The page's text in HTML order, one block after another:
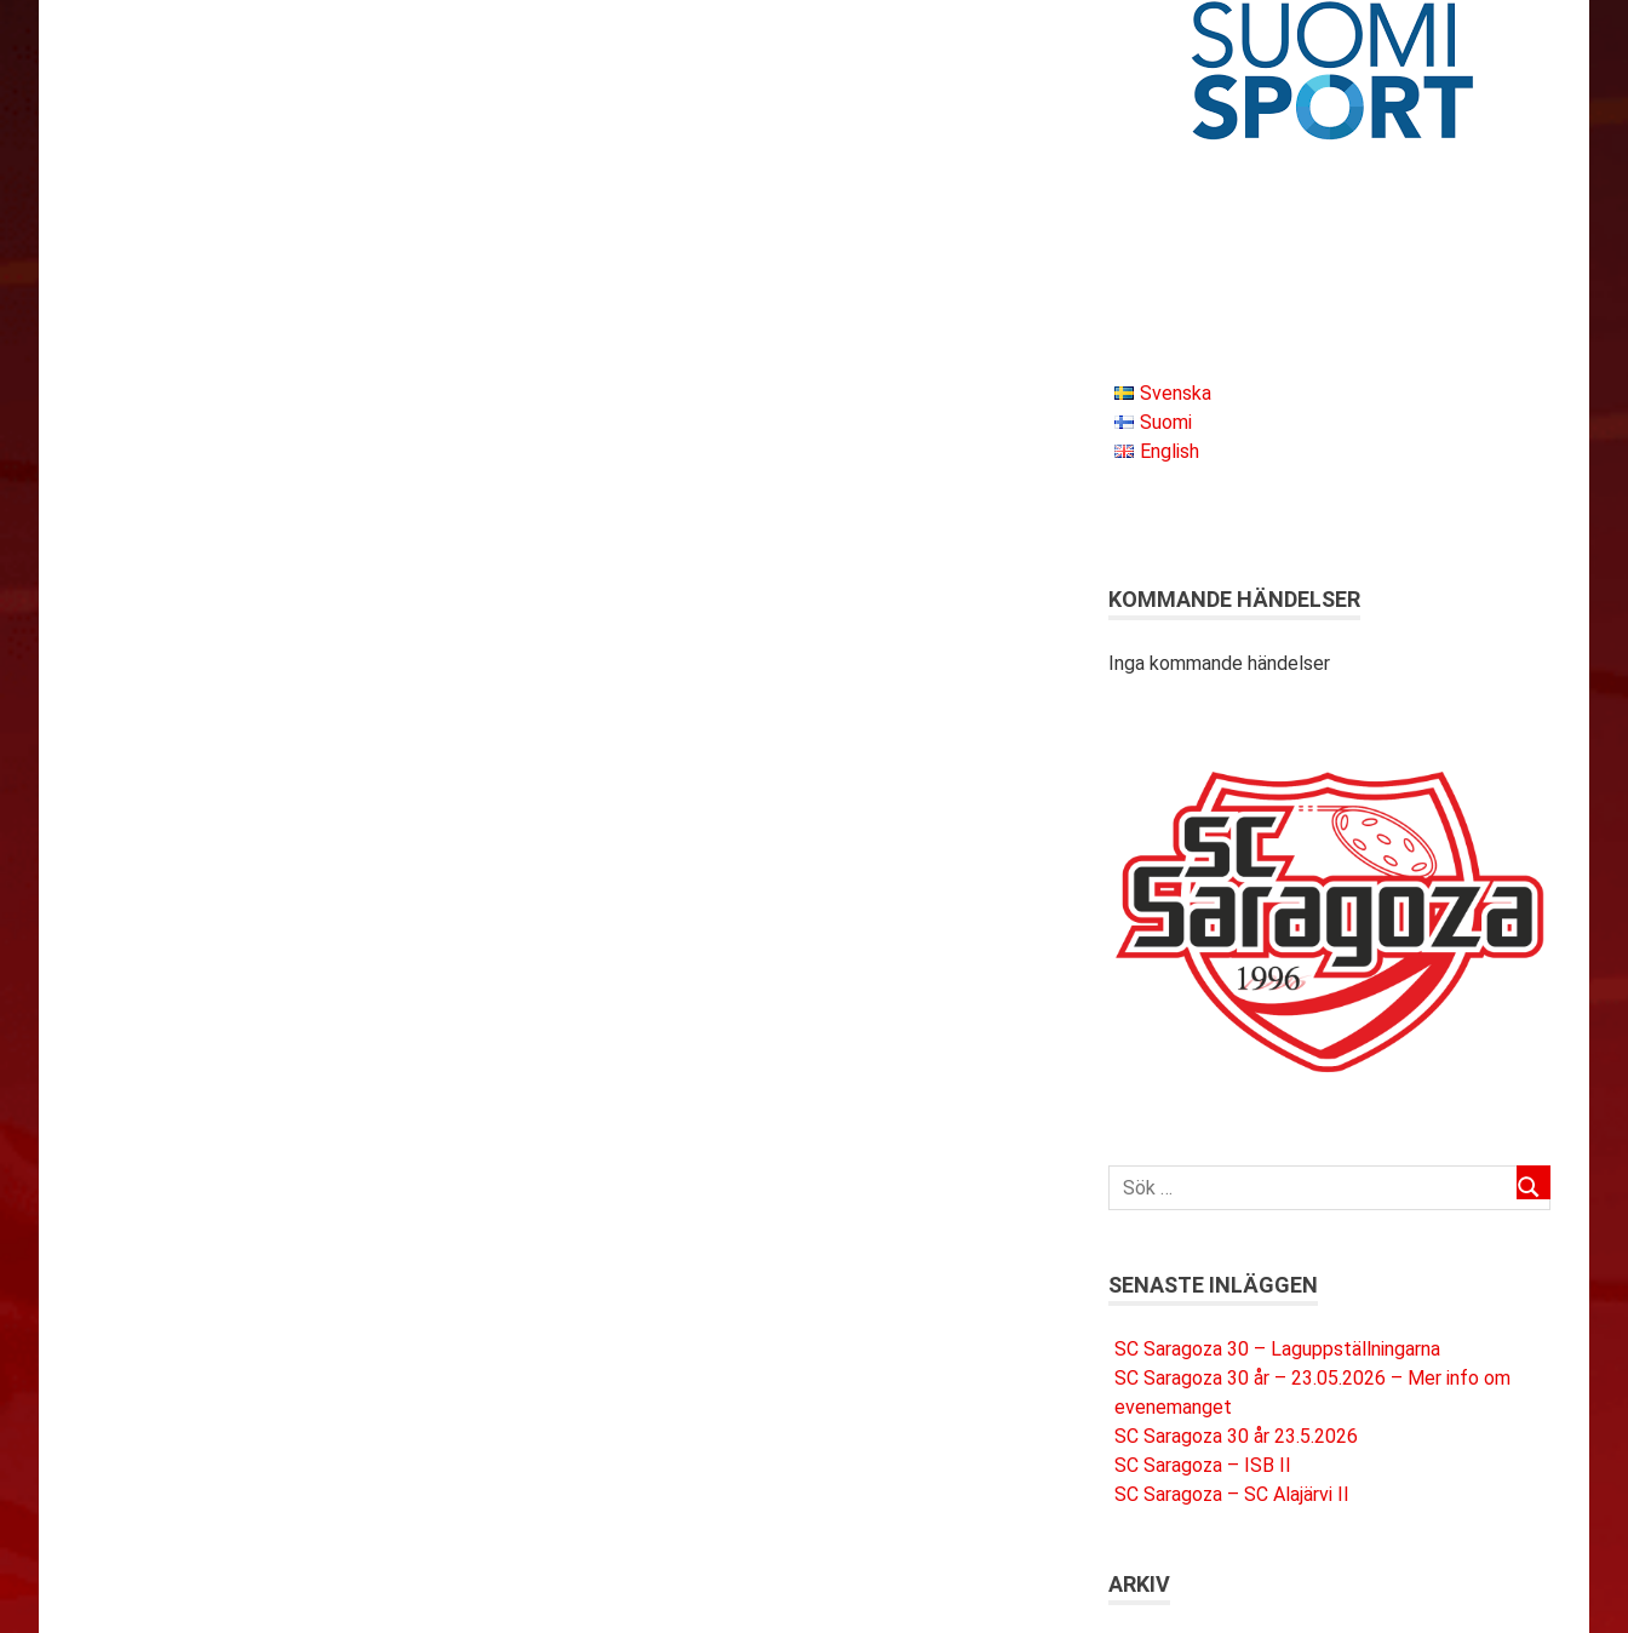
Svenska
Suomi
English
KOMMANDE HÄNDELSER
Inga kommande händelser
SENASTE INLÄGGEN
SC Saragoza 30 – Laguppställningarna
SC Saragoza 30 år – 23.05.2026 – Mer info om
evenemanget
SC Saragoza 30 år 23.5.2026
SC Saragoza – ISB II
SC Saragoza – SC Alajärvi II
ARKIV